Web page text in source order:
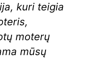
kuri teigia
moterų
mūsų